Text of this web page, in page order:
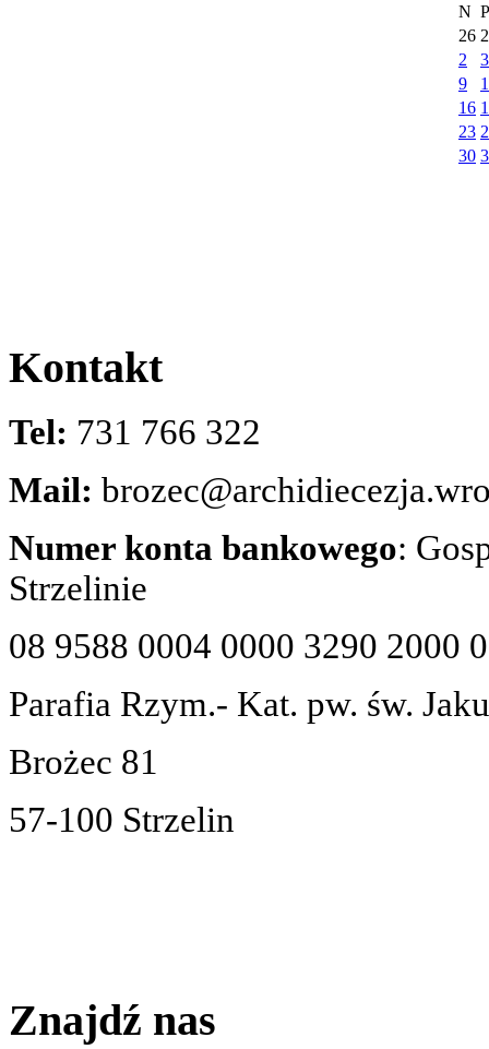
N P
26
2
3
9
16
23
30
Kontakt
Tel: 731 766 322
Mail:
Numer konta bankowego:
Strzelinie
08 9588 0004 0000 3290 2000
Parafia Rzym.- Kat. pw. św.
Brożec 81
57-100 Strzelin
Znajdź nas